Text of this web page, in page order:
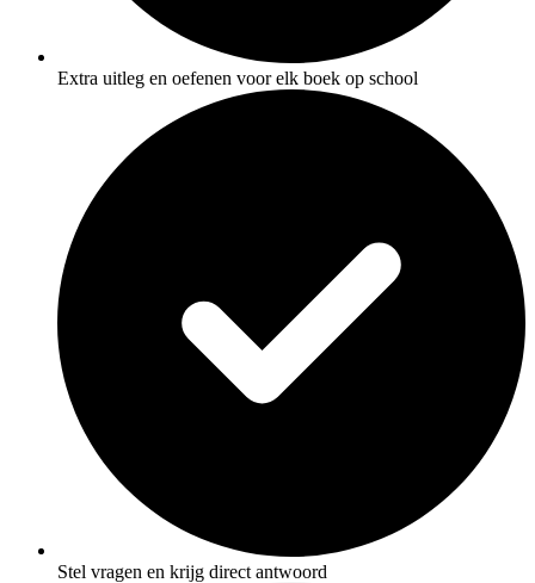
Extra uitleg en oefenen voor elk boek op school
Stel vragen en krijg direct antwoord